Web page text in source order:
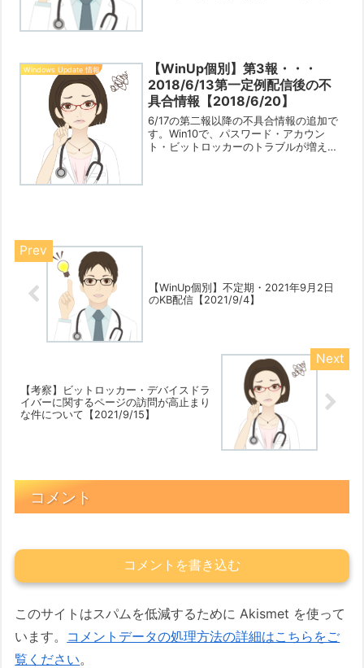
Windows Update 情報
【WinUp個別】第3報・・・
2018/6/13第一定例配信後の不
具合情報【2018/6/20】
6/17の第二報以降の不具合情報の追加で
す。Win10で、パスワード・アカウン
ト・ビットロッカーのトラブルが増えて
【WinUp個別】不定期・2021年9月2日
のKB配信【2021/9/4】
【考察】ビットロッカー・デバイスドラ
イバーに関するページの訪問が高止まり
な件について【2021/9/15】
コメント
コメントを書き込む
このサイトはスパムを低減するために Akismet を使って
います。 コメントデータの処理方法の詳細はこちらをご
覧ください。